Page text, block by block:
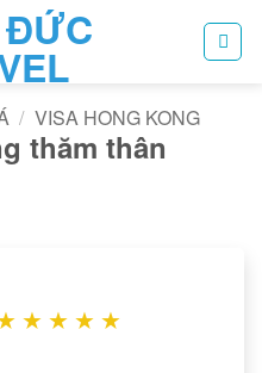
/ VISA HONG KONG
thăm thân
★ ★ ★ ★